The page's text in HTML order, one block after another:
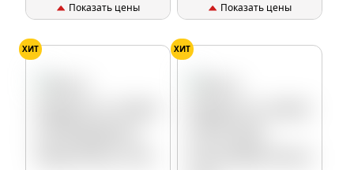
Показать цены Показать цены
ХИТ ХИТ